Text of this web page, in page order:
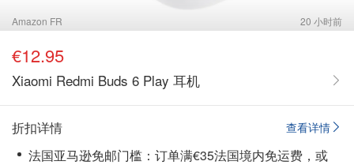
Amazon FR 20 小时前
€12.95
Xiaomi Redmi Buds 6 Play 耳机
查看详情
折扣详情
法国亚马逊免邮门槛：订单满€35法国境内免运费，或